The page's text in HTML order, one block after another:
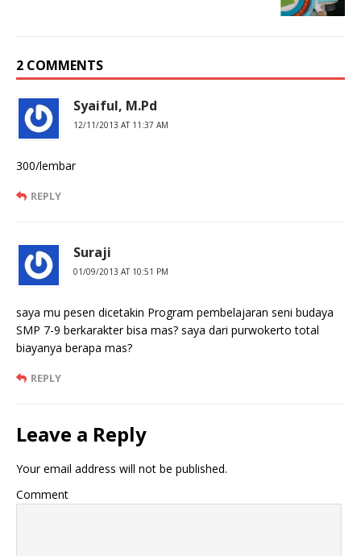
2 COMMENTS
Syaiful, M.Pd
12/11/2013 AT 11:37 AM
300/lembar
REPLY
Suraji
01/09/2013 AT 10:51 PM
saya mu pesen dicetakin Program pembelajaran seni budaya
SMP 7-9 berkarakter bisa mas? saya dari purwokerto total
biayanya berapa mas?
REPLY
Leave a Reply
Your email address will not be published.
Comment